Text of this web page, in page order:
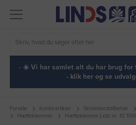
· ☀️ Vi har samlet alt du har brug for
- klik her og se
Forside Kontorartikler Skrivebordstilbehør
Hæfteklammer
Hæfteklamme Leitz nr. 10